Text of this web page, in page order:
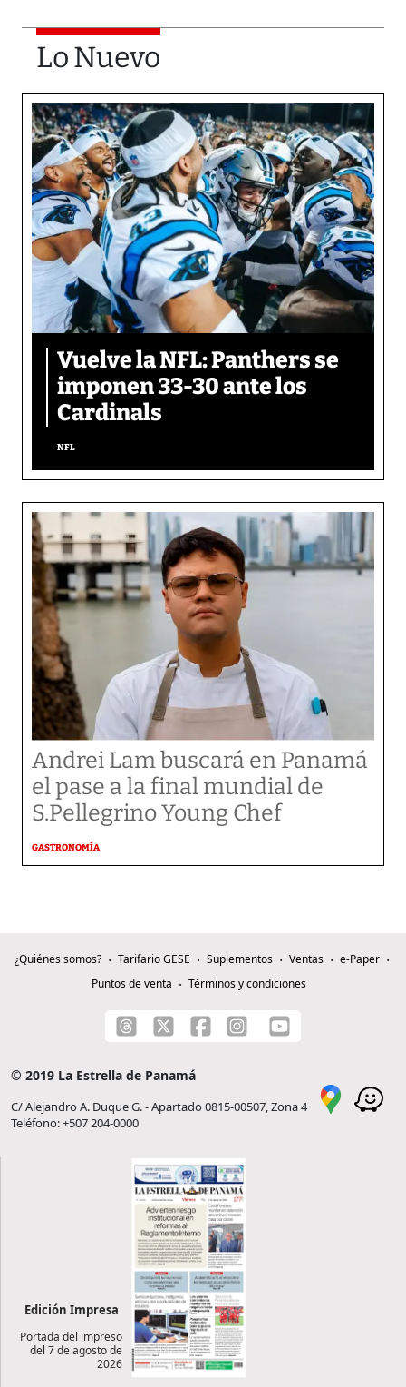
Lo Nuevo
Vuelve la NFL: Panthers se
imponen 33-30 ante los
Cardinals
NFL
Andrei Lam buscará en Panamá
el pase a la final mundial de
S.Pellegrino Young Chef
GASTRONOMÍA
¿Quiénes somos? Tarifario GESE Suplementos Ventas
e-Paper
Puntos de venta
Términos y condiciones
© 2019 La Estrella de Panamá
C/ Alejandro A. Duque G. - Apartado 0815-00507, Zona 4
Teléfono: +507 204-0000
Edición Impresa
Portada del impreso
del 7 de agosto de
2026